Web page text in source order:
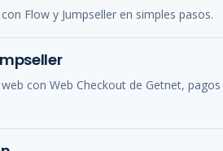
Flow y Jumpseller en simples pasos.
con Web Checkout de Getnet,